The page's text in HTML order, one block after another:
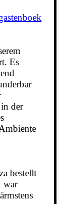
Es
der
bestellt
war